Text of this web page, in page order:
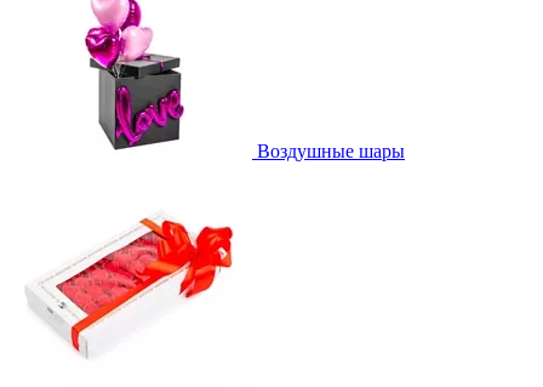
Воздушные шары